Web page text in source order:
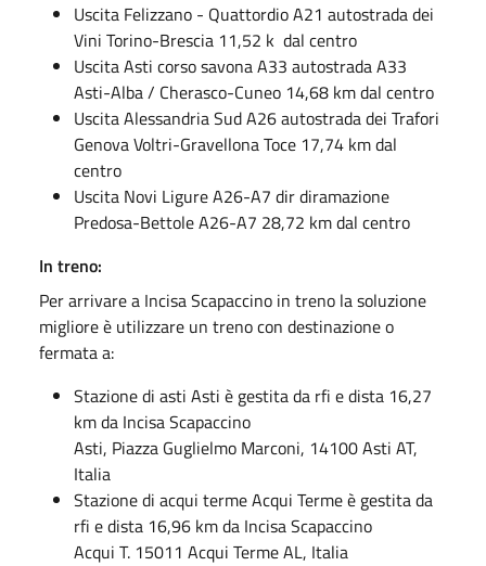
Uscita Felizzano - Quattordio A21 autostrada dei
Vini Torino-Brescia 11,52 k dal centro
Uscita Asti corso savona A33 autostrada A33
Asti-Alba / Cherasco-Cuneo 14,68 km dal centro
Uscita Alessandria Sud A26 autostrada dei Trafori
Genova Voltri-Gravellona Toce 17,74 km dal
centro
Uscita Novi Ligure A26-A7 dir diramazione
Predosa-Bettole A26-A7 28,72 km dal centro
In treno:
Per arrivare a Incisa Scapaccino in treno la soluzione
migliore è utilizzare un treno con destinazione o
fermata a:
Stazione di asti Asti è gestita da rfi e dista 16,27
km da Incisa Scapaccino
Asti, Piazza Guglielmo Marconi, 14100 Asti AT,
Italia
Stazione di acqui terme Acqui Terme è gestita da
rfi e dista 16,96 km da Incisa Scapaccino
Acqui T. 15011 Acqui Terme AL, Italia